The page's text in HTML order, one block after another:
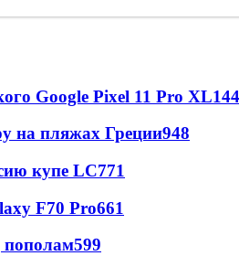
Google Pixel 11 Pro XL
на пляжах Греции948
купе LC771
F70 Pro661
пополам599